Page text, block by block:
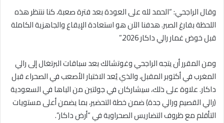
وقال الراجحي: “الحمد لله على العودة بعد فترة صعبة، كنا ننتظر هذه
اللحظة بفارغ الصبر. هدفنا الآن هو استعادة الإيقاع والجاهزية الكاملة
قبل خوض غمار رالي داكار 2026.”
ومن المقرر أن يتجه الراجحي وغوتشالك بعد سباقات البرتغال إلى رالي
المغرب في أكتوبر المقبل، والذي يُعد الاختبار الأصعب في الصحراء قبل
داكار. علاوة على ذلك، سيشاركان في جولتين من الباها في السعودية
(رالي القصيم ورالي جدة) ضمن خطة التحضير، بما يضمن أعلى مستويات
التأقلم مع ظروف التضاريس الصحراوية في “أرض داكار”.